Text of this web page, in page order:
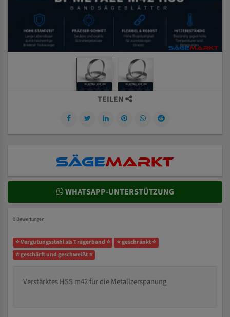
TEILEN
WHATSAPP-UNTERSTÜTZUNG
0 Bewertungen
⭐ Vergütungsstahl als Trägerband ⭐
⭐ geschränkt ⭐
⭐ geschärft und geschweißt ⭐
Verstärktes HSS m42 für die Metallzerspanung